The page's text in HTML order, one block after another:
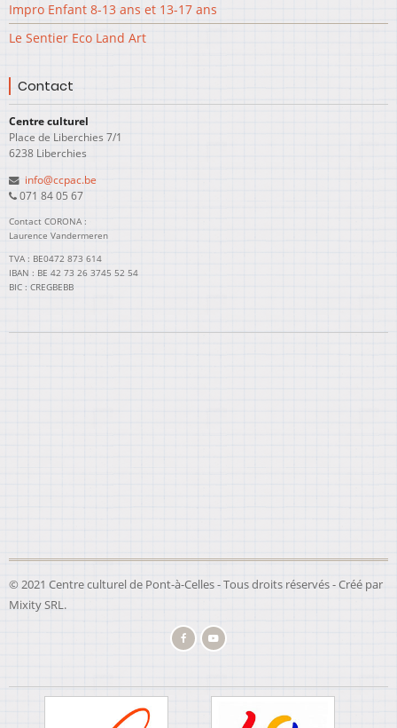
Impro Enfant 8-13 ans et 13-17 ans
Le Sentier Eco Land Art
Contact
Centre culturel
Place de Liberchies 7/1
6238 Liberchies
info@ccpac.be
071 84 05 67
Contact CORONA :
Laurence Vandermeren
TVA : BE0472 873 614
IBAN : BE 42 73 26 3745 52 54
BIC : CREGBEBB
© 2021 Centre culturel de Pont-à-Celles - Tous droits réservés - Créé par
Mixity SRL.